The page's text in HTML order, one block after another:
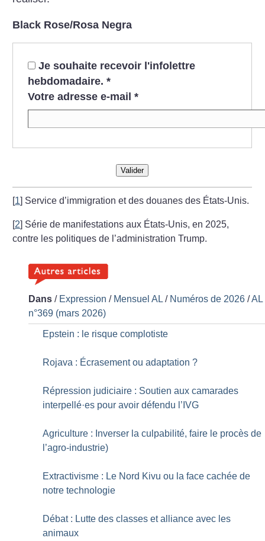
Black Rose/Rosa Negra
Je souhaite recevoir l'infolettre
hebdomadaire. *
Votre adresse e-mail *
Valider
[1] Service d’immigration et des douanes des États-Unis.
[2] Série de manifestations aux États-Unis, en 2025,
contre les politiques de l’administration Trump.
Dans / Expression / Mensuel AL / Numéros de 2026 /AL
n°369 (mars 2026)
Epstein : le risque complotiste
Rojava : Écrasement ou adaptation ?
Répression judiciaire : Soutien aux camarades
interpellé·es pour avoir défendu l’IVG
Agriculture : Inverser la culpabilité, faire le procès de
l’agro-industrie)
Extractivisme : Le Nord Kivu ou la face cachée de
notre technologie
Débat : Lutte des classes et alliance avec les
animaux